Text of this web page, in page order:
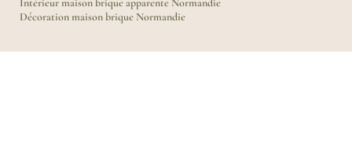
Intérieur maison brique apparente Normandie
Décoration maison brique Normandie